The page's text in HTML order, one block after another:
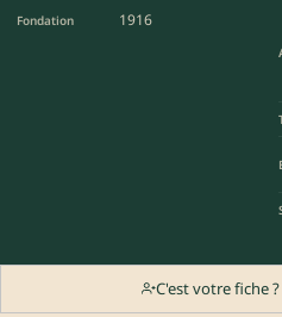
Fondation 1916
C'est votre fiche